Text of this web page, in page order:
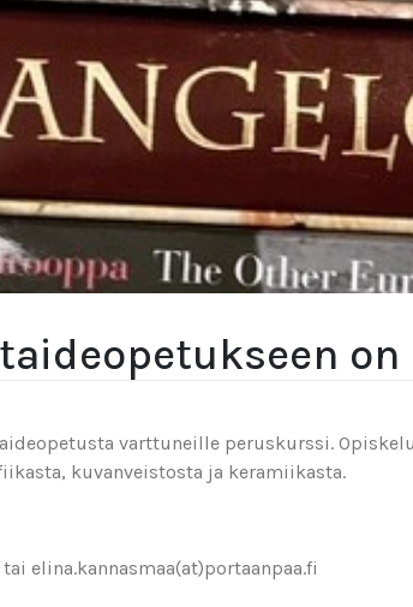
on
varttuneille peruskurssi.
kuvanveistosta ja keramiikasta.
elina.kannasmaa(at)portaanpaa.fi